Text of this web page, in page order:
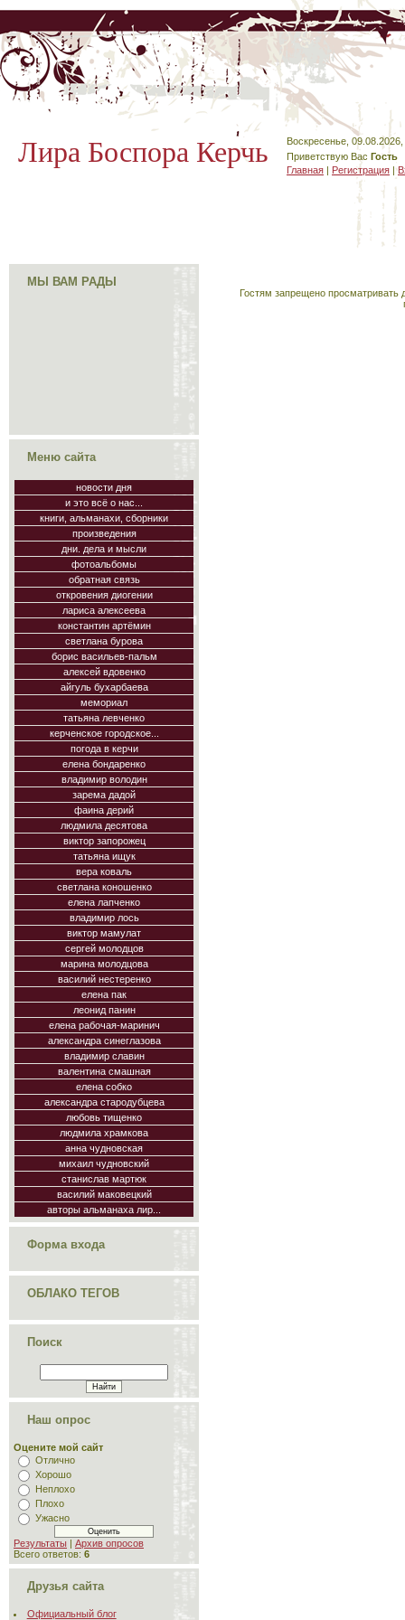
Лира Боспора Керчь
Воскресенье, 09.08.2026,
Приветствую Вас Гость
Главная | Регистрация |
МЫ ВАМ РАДЫ
Меню сайта
новости дня
и это всё о нас...
книги, альманахи, сборники
произведения
дни. дела и мысли
фотоальбомы
обратная связь
откровения диогении
лариса алексеева
константин артёмин
светлана бурова
борис васильев-пальм
алексей вдовенко
айгуль бухарбаева
мемориал
татьяна левченко
керченское городское...
погода в керчи
елена бондаренко
владимир володин
зарема дадой
фаина дерий
людмила десятова
виктор запорожец
татьяна ищук
вера коваль
светлана коношенко
елена лапченко
владимир лось
виктор мамулат
сергей молодцов
марина молодцова
василий нестеренко
елена пак
леонид панин
елена рабочая-маринич
александра синеглазова
владимир славин
валентина смашная
елена собко
александра стародубцева
любовь тищенко
людмила храмкова
анна чудновская
михаил чудновский
станислав мартюк
василий маковецкий
авторы альманаха лир...
Форма входа
ОБЛАКО ТЕГОВ
Поиск
Наш опрос
Оцените мой сайт
Отлично
Хорошо
Неплохо
Плохо
Ужасно
Результаты | Архив опросов
Всего ответов: 6
Друзья сайта
Официальный блог
Гостям запрещено просматривать